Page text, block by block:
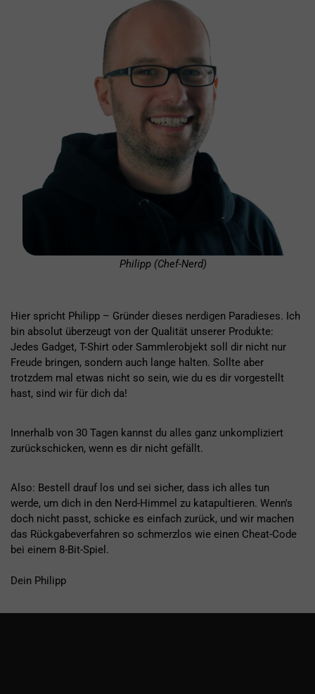
Philipp (Chef-Nerd)
Hier spricht Philipp – Gründer dieses nerdigen Paradieses. Ich
bin absolut überzeugt von der Qualität unserer Produkte:
Jedes Gadget, T-Shirt oder Sammlerobjekt soll dir nicht nur
Freude bringen, sondern auch lange halten. Sollte aber
trotzdem mal etwas nicht so sein, wie du es dir vorgestellt
hast, sind wir für dich da!
Innerhalb von 30 Tagen kannst du alles ganz unkompliziert
zurückschicken, wenn es dir nicht gefällt.
Also: Bestell drauf los und sei sicher, dass ich alles tun
werde, um dich in den Nerd-Himmel zu katapultieren. Wenn's
doch nicht passt, schicke es einfach zurück, und wir machen
das Rückgabeverfahren so schmerzlos wie einen Cheat-Code
bei einem 8-Bit-Spiel.
Dein Philipp